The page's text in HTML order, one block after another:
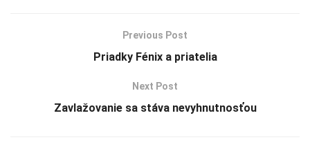
Previous Post
Priadky Fénix a priatelia
Next Post
Zavlažovanie sa stáva nevyhnutnosťou